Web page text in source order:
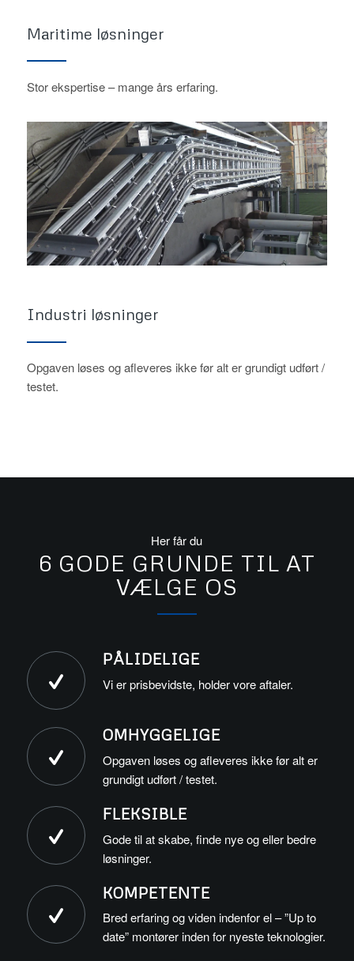
Maritime løsninger
Stor ekspertise – mange års erfaring.
Industri løsninger
Opgaven løses og afleveres ikke før alt er grundigt udført /
testet.
Her får du
6 GODE GRUNDE TIL AT
VÆLGE OS
PÅLIDELIGE
Vi er prisbevidste, holder vore aftaler.
OMHYGGELIGE
Opgaven løses og afleveres ikke før alt er
grundigt udført / testet.
FLEKSIBLE
Gode til at skabe, finde nye og eller bedre
løsninger.
KOMPETENTE
Bred erfaring og viden indenfor el – ”Up to
date” montører inden for nyeste teknologier.